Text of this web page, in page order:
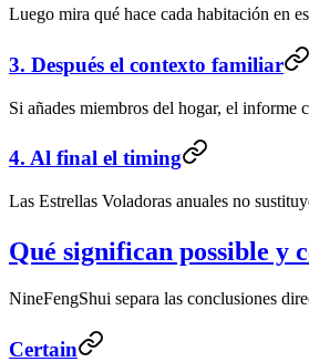
Luego mira qué hace cada habitación en
3. Después el contexto familiar
Si añades miembros del hogar, el informe
4. Al final el timing
Las Estrellas Voladoras anuales no
Qué significan possible y
NineFengShui separa las conclusiones
Certain